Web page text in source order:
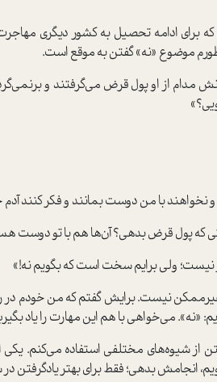
برای ادامه تحصیل به کشور دیگری
موضوع «نه» گفتن به موقع است.
مدام از او پول قرض می‌گرفتند و
و نخواهند با من دوست بمانند و فکر کنند
پول قرض بدهی؟ آن‌ها هم با تو دوست
ولی برایم سخت است که بگویم نه!»
نیست. برایش گفتم که من خودم در
«نه». می‌خواهی با هم این مهارت را یاد
از شیوه‌های مختلفی استفاده می‌کنم. یکی
انجامش بدهی؛ فقط برای بهتر